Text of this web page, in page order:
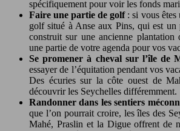
spécifiquement pour voir les fonds
Faire une partie de golf : si vous
golf situé à Anse aux Pins, qui est un
construit sur une ancienne plantation
une partie de votre agenda pour vos
Se promener à cheval sur l’île de
essayer de l’équitation pendant vos
Des écuries sur la côte ouest de
découvrir les Seychelles différemment.
Randonner dans les sentiers
que l’on pourrait croire, les îles des
Mahé, Praslin et la Digue offrent de